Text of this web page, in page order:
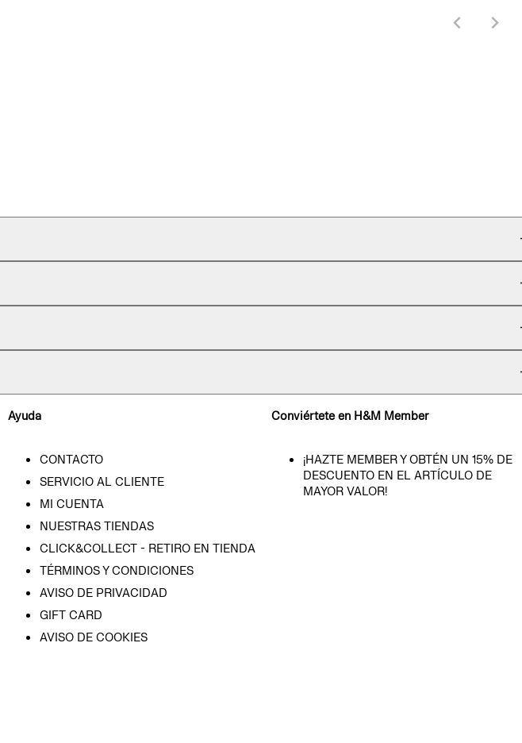
Ayuda
CONTACTO
SERVICIO AL CLIENTE
MI CUENTA
NUESTRAS TIENDAS
CLICK&COLLECT - RETIRO EN TIENDA
TÉRMINOS Y CONDICIONES
AVISO DE PRIVACIDAD
GIFT CARD
AVISO DE COOKIES
Conviértete en H&M Member
¡HAZTE MEMBER Y OBTÉN UN 15% DE
DESCUENTO EN EL ARTÍCULO DE
MAYOR VALOR!